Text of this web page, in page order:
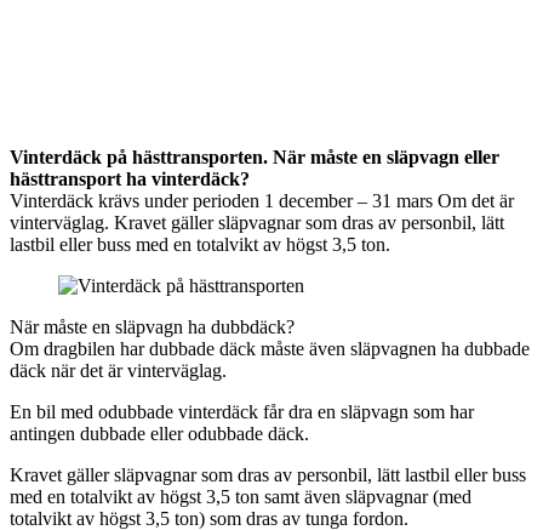
Vinterdäck på hästtransporten. När måste en släpvagn eller
hästtransport ha vinterdäck?
Vinterdäck krävs under perioden 1 december – 31 mars Om det är
vinterväglag. Kravet gäller släpvagnar som dras av personbil, lätt
lastbil eller buss med en totalvikt av högst 3,5 ton.
När måste en släpvagn ha dubbdäck?
Om dragbilen har dubbade däck måste även släpvagnen ha dubbade
däck när det är vinterväglag.
En bil med odubbade vinterdäck får dra en släpvagn som har
antingen dubbade eller odubbade däck.
Kravet gäller släpvagnar som dras av personbil, lätt lastbil eller buss
med en totalvikt av högst 3,5 ton samt även släpvagnar (med
totalvikt av högst 3,5 ton) som dras av tunga fordon.